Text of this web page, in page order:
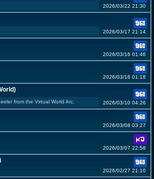
2026/03/22 21:30
2026/03/17 21:14
2026/03/16 01:46
2026/03/16 01:18
from the Virtual World Arc. 2026/03/10 04:26
2026/03/08 03:27
2026/03/07 22:58
2026/02/27 21:10